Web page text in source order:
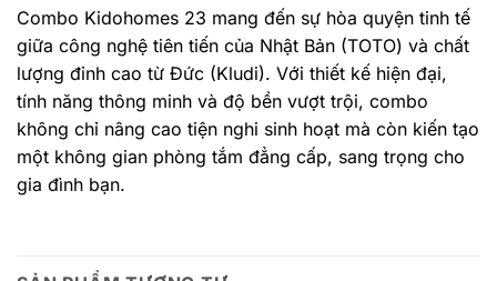
Combo Kidohomes 23 mang đến sự hòa quyện tinh tế
giữa công nghệ tiên tiến của Nhật Bản (TOTO) và chất
lượng đỉnh cao từ Đức (Kludi). Với thiết kế hiện đại,
tính năng thông minh và độ bền vượt trội, combo
không chỉ nâng cao tiện nghi sinh hoạt mà còn kiến tạo
một không gian phòng tắm đẳng cấp, sang trọng cho
gia đình bạn.